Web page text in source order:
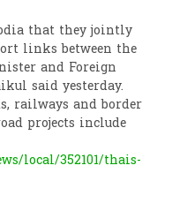
that they jointly
links between the
and Foreign
said yesterday.
railways and border
projects include
local/352101/thais-